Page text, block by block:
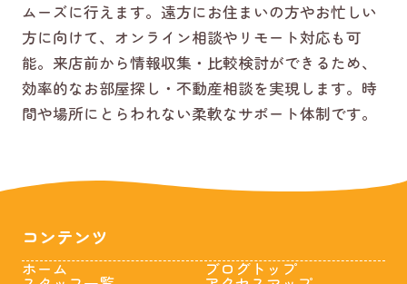
ムーズに行えます。遠方にお住まいの方やお忙しい
方に向けて、オンライン相談やリモート対応も可
能。来店前から情報収集・比較検討ができるため、
効率的なお部屋探し・不動産相談を実現します。時
間や場所にとらわれない柔軟なサポート体制です。
コンテンツ
ホーム ブログトップ